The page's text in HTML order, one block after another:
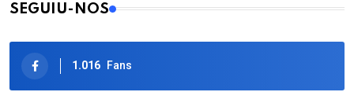
SEGUIU-NOS
1.016 Fans